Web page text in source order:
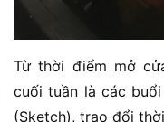
Từ thời điểm mở
cuối tuần là các
(Sketch), trao đổi